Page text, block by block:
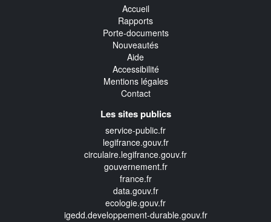
Accueil
Rapports
Porte-documents
Nouveautés
Aide
Accessibilité
Mentions légales
Contact
Les sites publics
service-public.fr
legifrance.gouv.fr
circulaire.legifrance.gouv.fr
gouvernement.fr
france.fr
data.gouv.fr
ecologie.gouv.fr
igedd.developpement-durable.gouv.fr